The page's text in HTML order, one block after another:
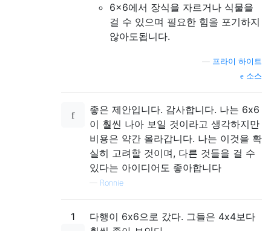
6x6에서 장식을 자르거나 식물을
걸 수 있으며 필요한 힘을 포기하지
않아도됩니다.
프라이 하이트
소스
좋은 제안입니다. 감사합니다. 나는 6x6
이 훨씬 나아 보일 것이라고 생각하지만
비용은 약간 올라갑니다. 나는 이것을 확
실히 고려할 것이며, 다른 것들을 걸 수
있다는 아이디어도 좋아합니다
— Ronnie
1
다행이 6x6으로 갔다. 그들은 4x4보다